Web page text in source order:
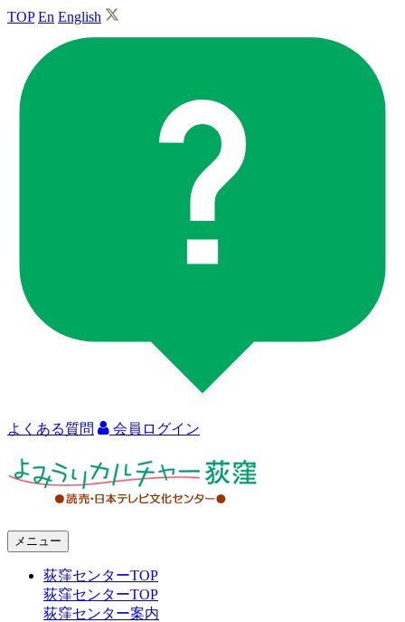
TOP En English
よくある質問 会員ログイン
メニュー
荻窪センターTOP
荻窪センターTOP
荻窪センター案内